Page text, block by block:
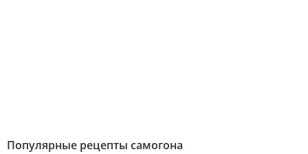
Популярные рецепты самогона